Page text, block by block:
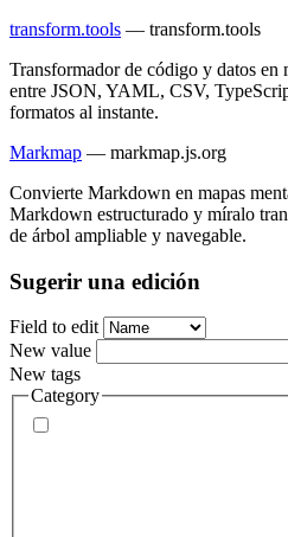
transform.tools — transform.tools
Transformador de código y datos
entre JSON, YAML, CSV,
formatos al instante.
Markmap — markmap.js.org
Convierte Markdown en mapas
Markdown estructurado y míralo
de árbol ampliable y navegable.
Sugerir una edición
Field to edit
New value
New tags
Category